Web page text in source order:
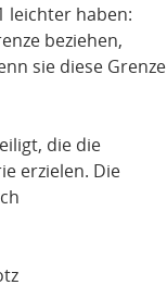
leichter haben:
beziehen,
sie diese Grenze
die die
erzielen. Die